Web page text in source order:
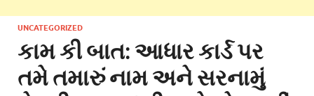
UNCATEGORIZED
કામ કી બાત: આધાર કાર્ડ પર
તમે તમારું નામ અને સરનામું